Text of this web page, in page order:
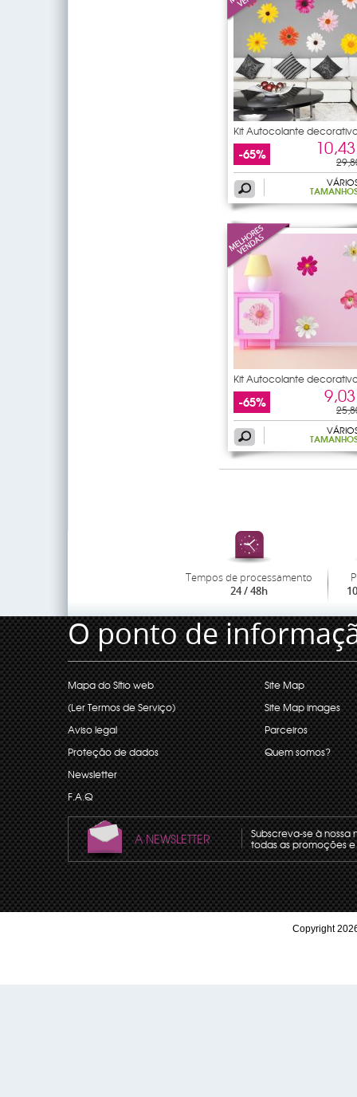
Kit Autocolante
-65%
Kit Autocolante
-65%
Tempos de processamento
24 / 48h
O ponto de
Mapa do Sítio web
(Ler Termos de Serviço)
Aviso legal
Proteção de dados
Newsletter
F.A.Q
Site Map
Site Map images
Parceiros
Quem somos?
A NEWSLETTER Subscreva-se à
todas as promoções
Copyright